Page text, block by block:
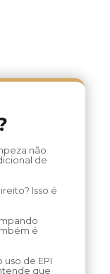
não
de
Isso é
é
uso de EPI
que